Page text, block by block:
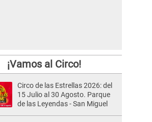
¡Vamos al Circo!
Circo de las Estrellas 2026: del
15 Julio al 30 Agosto. Parque
de las Leyendas - San Miguel